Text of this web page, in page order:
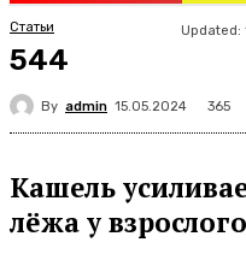
Статьи Updated:
544
By admin 15.05.2024 365
Кашель
лёжа у